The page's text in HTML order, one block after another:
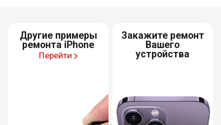
Другие примеры
ремонта iPhone
Перейти
Закажите ремонт
Вашего
устройства